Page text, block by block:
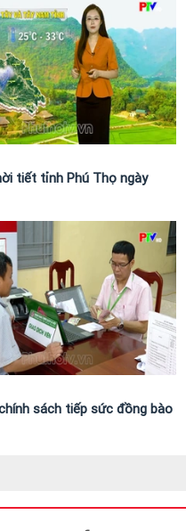
tiết tỉnh Phú Thọ ngày
sách tiếp sức đồng bào